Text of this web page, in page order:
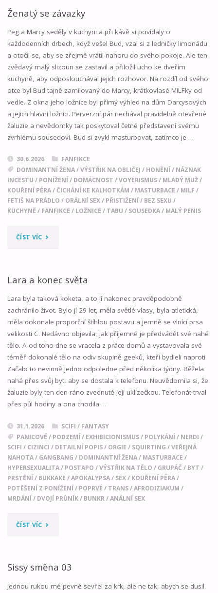
Ženatý se závazky
Peg a Marcy seděly v kuchyni a při kávě si povídaly o
každodenních drbech, když vešel Bud, vzal si z ledničky limonádu
a otočil se, aby se zřejmě vrátil nahoru do svého pokoje. Ale ten
zvědavý malý slizoun se zastavil a přiložil ucho ke dveřím
kuchyně, aby odposlouchával jejich rozhovor. Na rozdíl od svého
otce byl Bud tajně zamilovaný do Marcy, krátkovlasé MILFky od
vedle. Z okna jeho ložnice byl přímý výhled na dům Darcysových
a jejich hlavní ložnici. Perverzní pár nechával pravidelně otevřené
žaluzie a nevědomky tak poskytoval četné představení svému
zvrhlému sousedovi. Bud si zvykl masturbovat, zatímco je …
30.6.2026
FANFIKCE
DOMINANTNÍ ŽENA/VÝSTŘIK NA OBLIČEJ / HONĚNÍ / NÁZNAK
INCESTU / PONÍŽENÍ / DOMÁCNOST /VOYERISMUS/ MLADÝ MUŽ/
KOUŘENÍ PÉRA/ ČICHÁNÍ KE KALHOTKÁM / MASTURBACE / MILF /
FETIŠ NA PRÁDLO / ORÁLNÍ SEX/ PŘISTIŽENÍ / BEZ SEXU /
KUCHYNĚ / FANFIKCE / LOŽNICE / TABU / SOUSEDKA/ MALÝ PENIS
ČÍST VÍC"ŽENATÝ
Lara a konec světa
Lara byla taková koketa, a to jí nakonec pravděpodobně
zachránilo život. Bylo jí 29 let, měla světlé vlasy, byla atletická,
měla dokonale proporční štíhlou postavu a jemně se vlnící prsa
velikosti C. Nedávno objevila, jak příjemné je předvádět své nahé
tělo. A od toho dne se vracela z práce domů a vystavovala své
téměř dokonalé tělo na odiv skupině geeků, kteří bydleli naproti.
Začalo to nevinně jedno odpoledne před několika týdny. Běžela
nahá přes svůj byt, aby se dostala k telefonu. Neuvědomila si, že
žaluzie byly ten den ráno zvednuté její uklízečkou. Telefonát trval
přes půl hodiny a ona chodila …
31.1.2026
SCIFI / FANTASY
PANICOVÉ / PODZEMÍ / EXHIBICIONISMUS/ POLYKÁNÍ / NERDI /
SCIFI / CIZINCI / DETAILNÍ POPIS/ ORGIE / SQUIRTING /VEŘEJNÁ
NAHOTA/ GANGBANG / DOMINANTNÍ ŽENA/ MASTURBACE /
HYPERSEXUALITA/ POSTAPO /VÝSTŘIK NA TĚLO / GRUPÁČ / BYT /
PRSTĚNÍ / BUKKAKE /APOKALYPSA/ SEX/ KOUŘENÍ PÉRA/
POTĚŠENÍ Z PONÍŽENÍ / POPRVÉ / TRANS/AFRODIZIAKUM /
MRDÁNÍ / DVOJÍ PRŮNÍK/ BUNKR/ANÁLNÍ SEX
ČÍST VÍC"LARA
KONEC
SVĚTA"
Sissy směna 03
Jednou rukou mě pevně sevřel za krk, ale ne tak, abych se dusil.